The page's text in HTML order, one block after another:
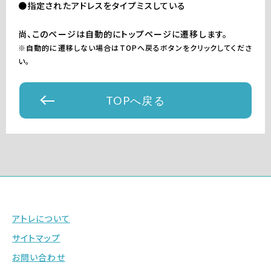
●指定されたアドレスをタイプミスしている
尚、このページは自動的にトップページに遷移します。
※自動的に遷移しない場合はTOPへ戻るボタンをクリックしてくださ
い。
TOPへ戻る
アトレについて
サイトマップ
お問い合わせ